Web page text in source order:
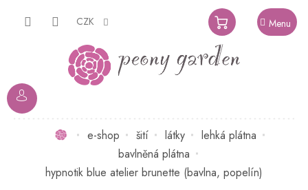
CZK
NÁKUPNÍ
KOŠÍK
Domůe-shop šití látky
lehká plátna
bavlněná plátna
hypnotik blue atelier brunette (bavlna, popelín)